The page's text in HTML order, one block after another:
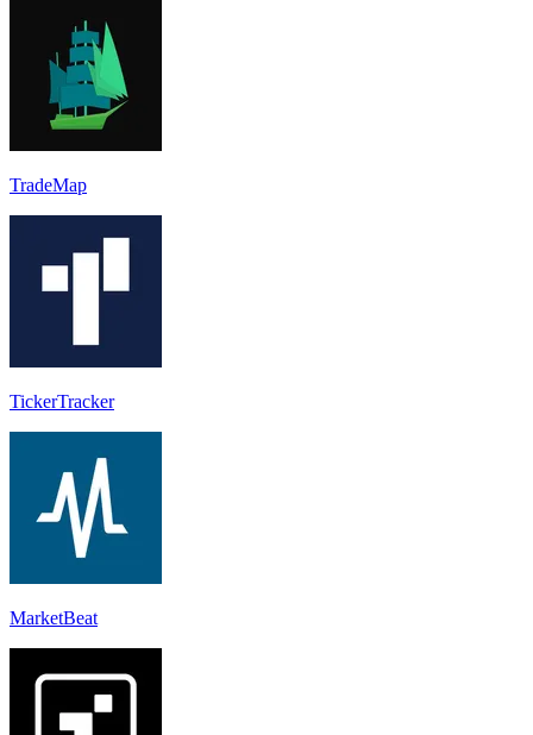
TradeMap
TickerTracker
MarketBeat